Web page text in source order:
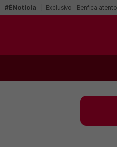
#ÉNotícia Exclusivo - Benfica